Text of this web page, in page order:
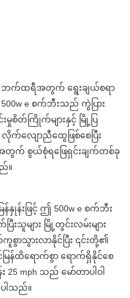
ဘက်ထရီအတွက် ရွေးချယ်စရာ
e စက်ဘီးသည် ကွဲပြား
င်းမှုစိတ်ကြိုက်များနှင့် မြို့ပြ
က်လျောညီထွေဖြစ်စေပြီး
တွက် စွယ်စုံရဖြေရှင်းချက်တစ်ခု
။
န်နှုန်းဖြင့် ဤ 500w e စက်ဘီး
သူများ မြို့တွင်းလမ်းများ
ာသွားလာနိုင်ပြီး ၎င်းတို့၏
ြန်ထိရောက်စွာ ရောက်ရှိနိုင်စေ
25 mph သည် မော်တာပါဝါ
ါသည်။